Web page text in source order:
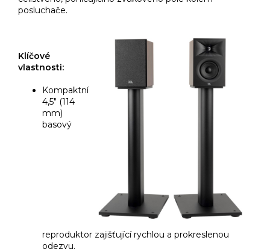
posluchače.
Klíčové
vlastnosti:
Kompaktní
4,5" (114
mm)
basový
reproduktor zajišťující rychlou a prokreslenou
odezvu.